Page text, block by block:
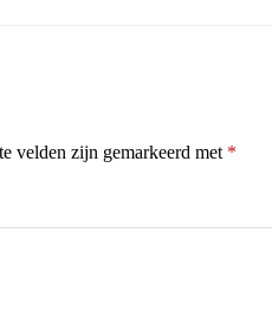
velden zijn gemarkeerd met *